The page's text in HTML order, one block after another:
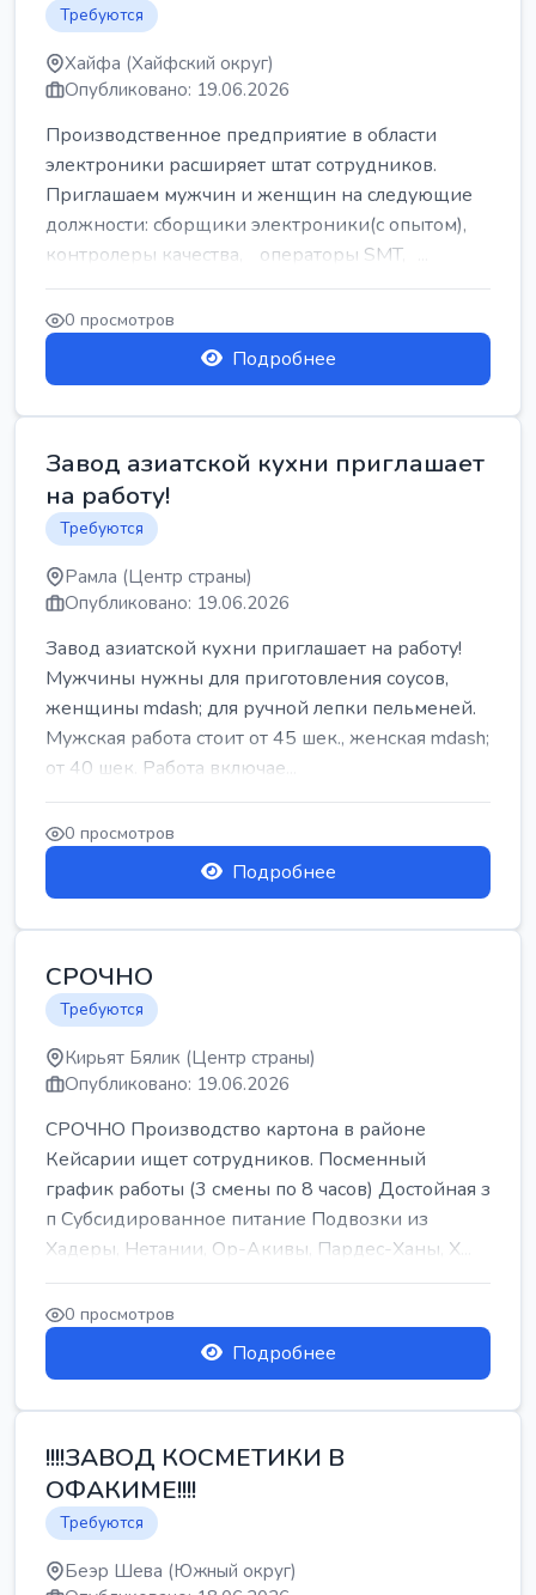
Требуются
Хайфа (Хайфский округ)
Опубликовано: 19.06.2026
Производственное предприятие в области
электроники расширяет штат сотрудников.
Приглашаем мужчин и женщин на следующие
должности: сборщики электроники(с опытом),
контролеры качества, операторы SMT, ...
0 просмотров
Подробнее
Завод азиатской кухни приглашает
на работу!
Требуются
Рамла (Центр страны)
Опубликовано: 19.06.2026
Завод азиатской кухни приглашает на работу!
Мужчины нужны для приготовления соусов,
женщины mdash; для ручной лепки пельменей.
Мужская работа стоит от 45 шек., женская mdash;
от 40 шек. Работа включае...
0 просмотров
Подробнее
СРОЧНО
Требуются
Кирьят Бялик (Центр страны)
Опубликовано: 19.06.2026
СРОЧНО Производство картона в районе
Кейсарии ищет сотрудников. Посменный
график работы (3 смены по 8 часов) Достойная з
п Субсидированное питание Подвозки из
Хадеры, Нетании, Ор-Акивы, Пардес-Ханы, Х...
0 просмотров
Подробнее
!!!!ЗАВОД КОСМЕТИКИ В
ОФАКИМЕ!!!!
Требуются
Беэр Шева (Южный округ)